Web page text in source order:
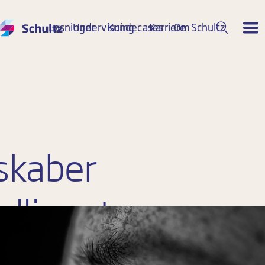
LøsningerUndervisningKundecasesKarriereOm Schultz